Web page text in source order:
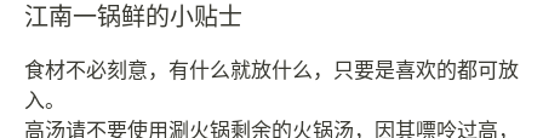
江南一锅鲜的小贴士
食材不必刻意，有什么就放什么，只要是喜欢的都可放
入。
高汤请不要使用涮火锅剩余的火锅汤，因其嘌呤过高，